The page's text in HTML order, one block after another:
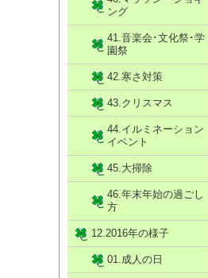
ング
41.音楽会･文化祭･学
園祭
42.寒さ対策
43.クリスマス
44.イルミネーション
イベント
45.大掃除
46.年末年始の過ごし
方
12.2016年の様子
01.成人の日